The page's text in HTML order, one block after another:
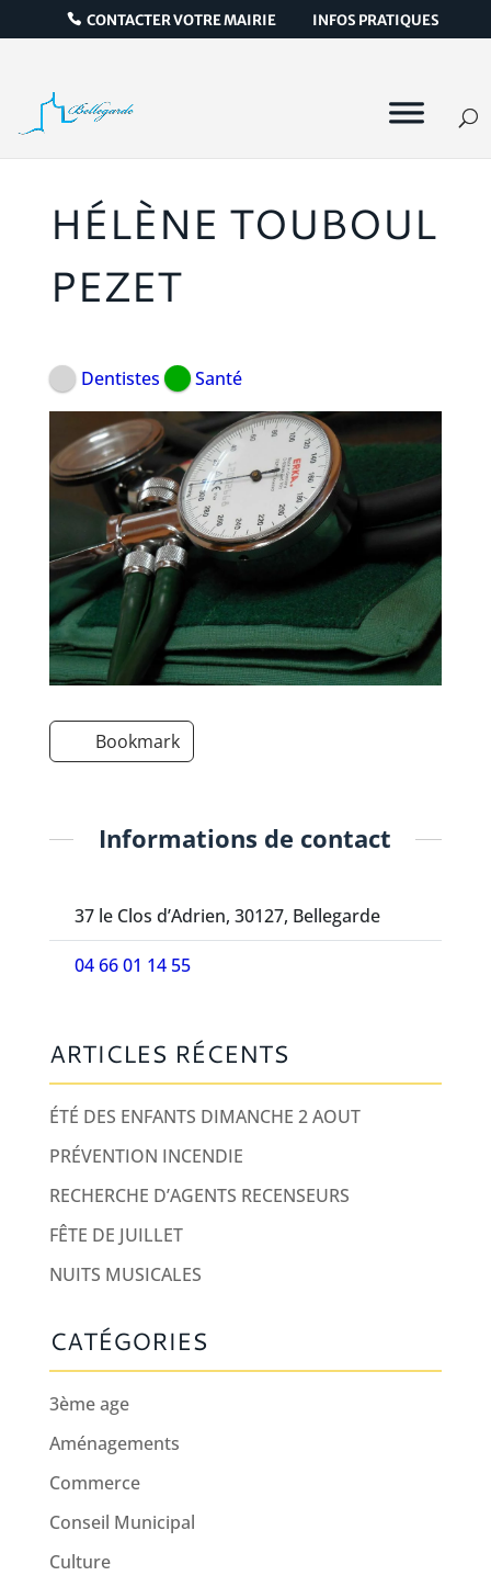
CONTACTER VOTRE MAIRIE INFOS PRATIQUES
HÉLÈNE TOUBOUL
PEZET
Dentistes Santé
Bookmark
Informations de contact
37 le Clos d’Adrien, 30127, Bellegarde
04 66 01 14 55
ARTICLES RÉCENTS
ÉTÉ DES ENFANTS DIMANCHE 2 AOUT
PRÉVENTION INCENDIE
RECHERCHE D’AGENTS RECENSEURS
FÊTE DE JUILLET
NUITS MUSICALES
CATÉGORIES
3ème age
Aménagements
Commerce
Conseil Municipal
Culture